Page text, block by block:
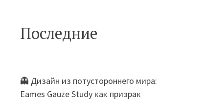
Последние
👻 Дизайн из потустороннего мира:
Eames Gauze Study как призрак